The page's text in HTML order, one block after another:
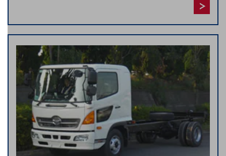
建設業
地域産業
その他の業界はこちら
ゲーム感覚で見つける
ビジネスお悩み診断
NTTドコモビジネス
オンラインショップ